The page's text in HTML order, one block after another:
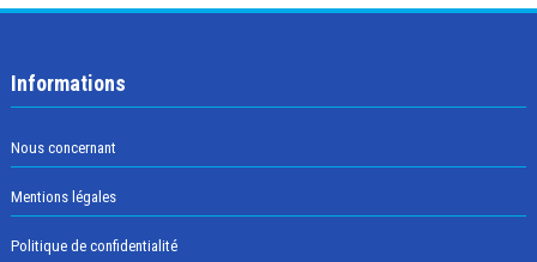
Informations
Nous concernant
Mentions légales
Politique de confidentialité